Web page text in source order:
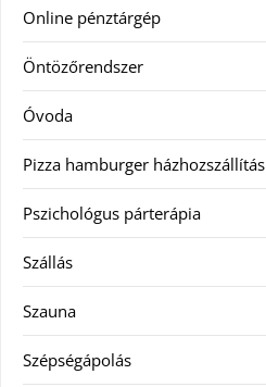
Online pénztárgép
Öntözőrendszer
Óvoda
Pizza hamburger házhozszállítás
Pszichológus párterápia
Szállás
Szauna
Szépségápolás